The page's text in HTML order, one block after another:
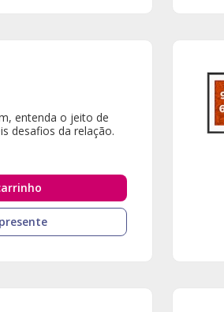
entenda o jeito de
desafios da relação.